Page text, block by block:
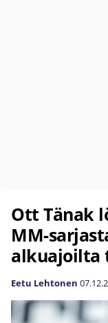
Ott Tänak
MM-
alkuajoilta
Eetu Lehtonen